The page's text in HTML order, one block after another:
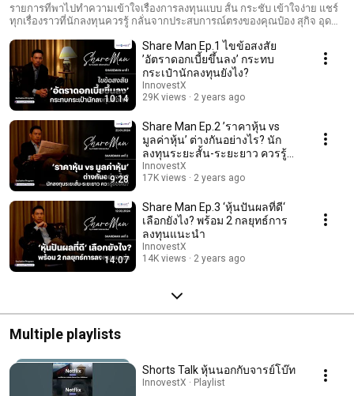
นักลงทุนควรรู้ กลั่นจากประสบการณ์ตรงของคุณป๋อง สุ
กิจ อุดมศิริกุล
รายการที่พาไปทำความเข้าใจเรื่องการลงทุนแบบ สั้น กระชับ เข้าใจง่าย แชร์
ทุกเรื่องราวที่นักลงทุนควรรู้ กลั่นจากประสบการณ์ตรงของคุณป๋อง สุกิจ อุดม
จำกัด (InnovestX) ผู้คร่ำหวอดในวงการลงทุนตลาดหุ้นไทย มากว่า 20 ปี
10:14
Share Man Ep.1 ไขข้อสงสัย
’อัตราดอกเบี้ยขึ้นลง’ กระทบ
กระเป๋านักลงทุนยังไง?
InnovestX
29K views
2 years ago
9:28
Share Man Ep.2 ’ราคาหุ้น vs
มูลค่าหุ้น’ ต่างกันอย่างไร? นัก
ลงทุนระยะสั้น-ระยะยาว ควรรู้
ข้อไหน?
InnovestX
17K views
2 years ago
14:07
Share Man Ep.3 ‘หุ้นปันผลที่ดี‘
เลือกยังไง? พร้อม 2 กลยุทธ์การ
ลงทุนแนะนำ
InnovestX
14K views
2 years ago
Multiple playlists
Shorts Talk หุ้นนอกกับจารย์โบ๊ท
InnovestX · Playlist